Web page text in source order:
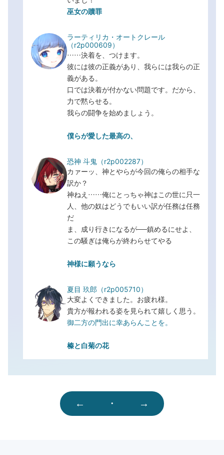
巫女の贖罪
ラーティリカ・オートクレール
（r2p000609）
……決着を、つけます。
彼には彼の正義があり、我らには我らの正
義がある。
口では決着が付かない問題です。だから、
力で黙らせる。
我らの闘争を始めましょう。
僕らが愛した最高の、
恐神 斗鬼（r2p002287）
カァーッ、神とやらが今回の俺らの相手な
訳か？
神ねえ……俺にとっちゃ神はこの世に只一
人、他の奴はどうでもいい訳が任務は任務
だ
ま、成り行きになるが──鎮めるにせよ、
この騒ぎは俺らが終わらせてやる
神様に願うなら
夏目 玖郎（r2p005710）
大変よくできました。お疲れ様。
貴方が報われる姿を見られて嬉しく思う。
御二方の門出に幸あらんことを。
榛と白菊の花
← ・ →